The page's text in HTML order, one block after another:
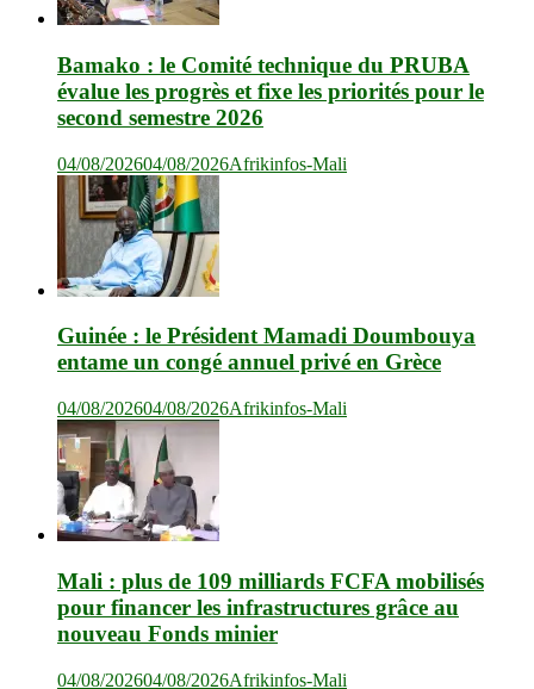
Bamako : le Comité technique du PRUBA
évalue les progrès et fixe les priorités pour le
second semestre 2026
04/08/202604/08/2026Afrikinfos-Mali
Guinée : le Président Mamadi Doumbouya
entame un congé annuel privé en Grèce
04/08/202604/08/2026Afrikinfos-Mali
Mali : plus de 109 milliards FCFA mobilisés
pour financer les infrastructures grâce au
nouveau Fonds minier
04/08/202604/08/2026Afrikinfos-Mali